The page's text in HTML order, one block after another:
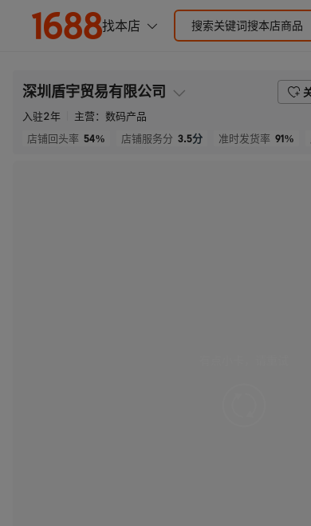
深圳盾宇贸易有限公司
入驻2年 主营： 数码产品
店铺回头率 54% 店铺服务分 3.5分 准时发货率 91%